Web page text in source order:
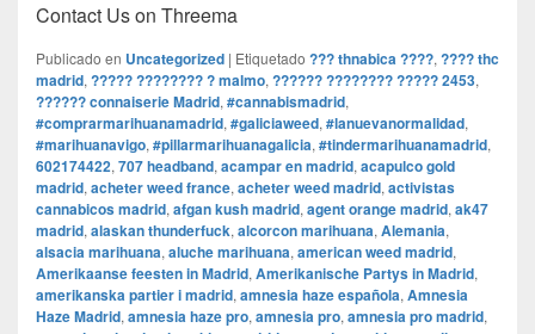
Contact Us on Threema
Publicado en Uncategorized | Etiquetado ??? thnabica ????, ???? thc
madrid, ????? ???????? ? malmo, ?????? ???????? ????? 2453,
?????? connaiserie Madrid, #cannabismadrid,
#comprarmarihuanamadrid, #galiciaweed, #lanuevanormalidad,
#marihuanavigo, #pillarmarihuanagalicia, #tindermarihuanamadrid,
602174422, 707 headband, acampar en madrid, acapulco gold
madrid, acheter weed france, acheter weed madrid, activistas
cannabicos madrid, afgan kush madrid, agent orange madrid, ak47
madrid, alaskan thunderfuck, alcorcon marihuana, Alemania,
alsacia marihuana, aluche marihuana, american weed madrid,
Amerikaanse feesten in Madrid, Amerikanische Partys in Madrid,
amerikanska partier i madrid, amnesia haze española, Amnesia
Haze Madrid, amnesia haze pro, amnesia pro, amnesia pro madrid,